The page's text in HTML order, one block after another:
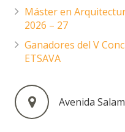
Máster en
2026 – 27
Ganadores del V
ETSAVA
Avenida